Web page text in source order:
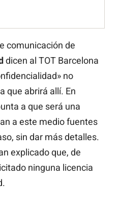
comunicación de
dicen al TOT Barcelona
no
que abrirá allí. En
a que será una
a este medio fuentes
sin dar más detalles.
explicado que, de
ninguna licencia